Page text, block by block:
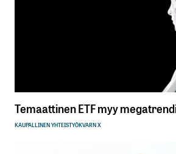
Temaattinen ETF myy
KAUPALLINEN YHTEISTYÖKVARN X